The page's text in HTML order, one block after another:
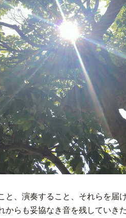
と、演奏すること、それらを届
からも妥協なき音を残していき